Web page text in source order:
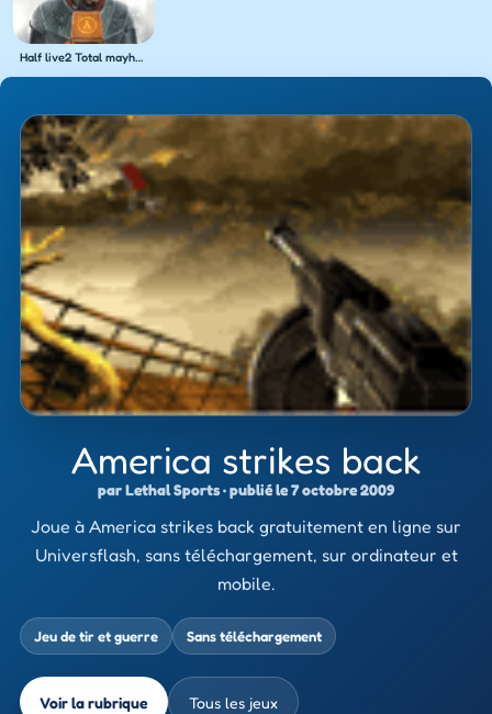
America strikes back
par Lethal Sports · publié le 7 octobre 2009
Joue à America strikes back gratuitement en ligne sur
Universflash, sans téléchargement, sur ordinateur et
mobile.
Jeu de tir et guerre Sans téléchargement
Voir la rubrique Tous les jeux
Half live2 Total mayhem